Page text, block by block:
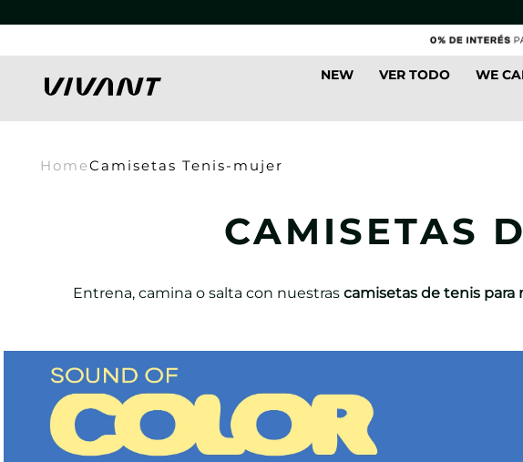
NEW VER TODO WE
HomeCamisetas Tenis-mujer
CAMISETAS
Entrena, camina o salta con nuestras camisetas de tenis para